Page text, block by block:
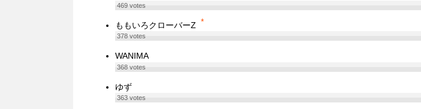
469votes
ももいろクローバーZ *
378votes
WANIMA
368votes
ゆず
363votes